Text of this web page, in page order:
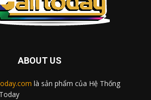
ABOUT US
là sản phẩm của Hệ Thống